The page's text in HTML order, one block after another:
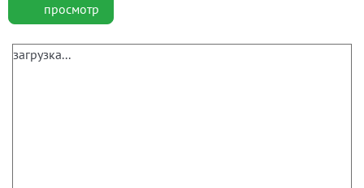
просмотр
загрузка...